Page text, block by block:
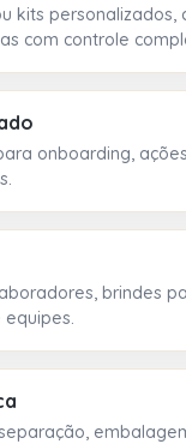
kits personalizados,
com controle
onboarding,
brindes